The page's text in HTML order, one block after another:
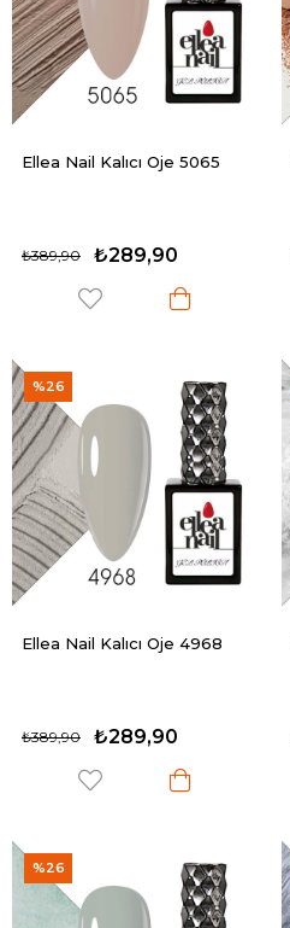
Ellea Nail Kalıcı Oje 5065
₺289,90
₺389,90
Ellea Nail Kalıcı Oje 4968
₺289,90
₺389,90
%26
%26